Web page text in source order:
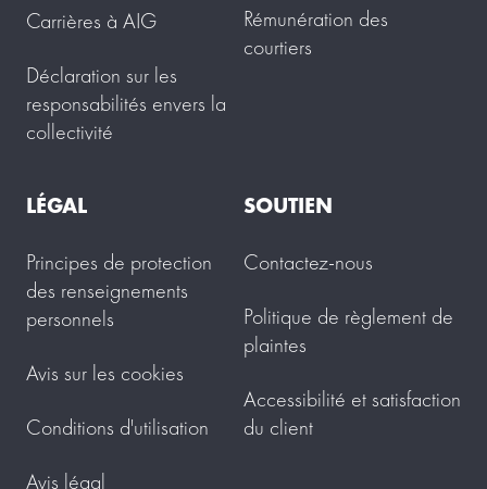
Carrières à AIG
Déclaration sur les
responsabilités envers la
collectivité
Rémunération des
courtiers
LÉGAL
Principes de protection
des renseignements
personnels
Avis sur les cookies
Conditions d'utilisation
Avis légal
SOUTIEN
Contactez-nous
Politique de règlement de
plaintes
Accessibilité et satisfaction
du client